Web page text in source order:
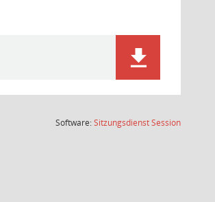
Software:SitzungsdienstSession(Wird in